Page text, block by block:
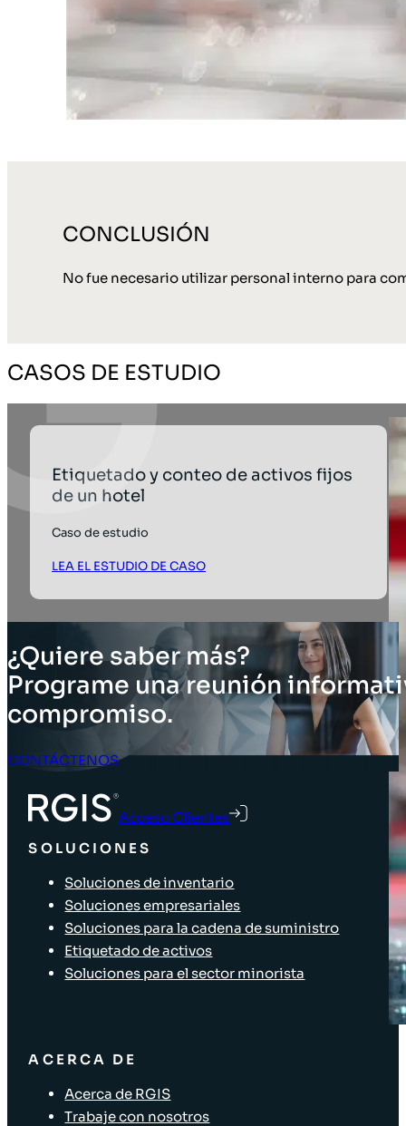
CONCLUSIÓN
No fue necesario utilizar personal interno para
CASOS DE ESTUDIO
Etiquetado y conteo de activos fijos
de un hotel
Caso de estudio
LEA EL ESTUDIO DE CASO
¿Quiere saber más?
Programe una reunión
compromiso.
CONTÁCTENOS
Acceso Clientes
SOLUCIONES
Soluciones de inventario
Soluciones empresariales
Soluciones para la cadena de suministro
Etiquetado de activos
Soluciones para el sector minorista
ACERCA DE
Acerca de RGIS
Trabaje con nosotros